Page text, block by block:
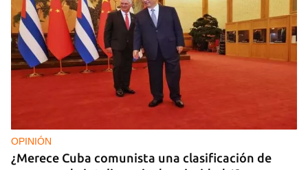
OPINIÓN
¿Merece Cuba comunista una clasificación de